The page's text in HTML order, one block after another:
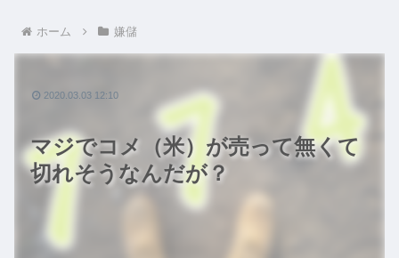
ホーム 嫌儲
マジでコメ（米）が売って無くて
切れそうなんだが？
2020.03.03 12:10